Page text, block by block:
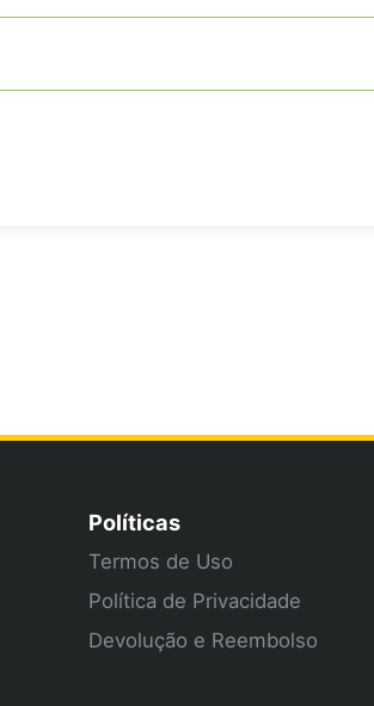
Políticas
Termos de Uso
Política de Privacidade
Devolução e Reembolso